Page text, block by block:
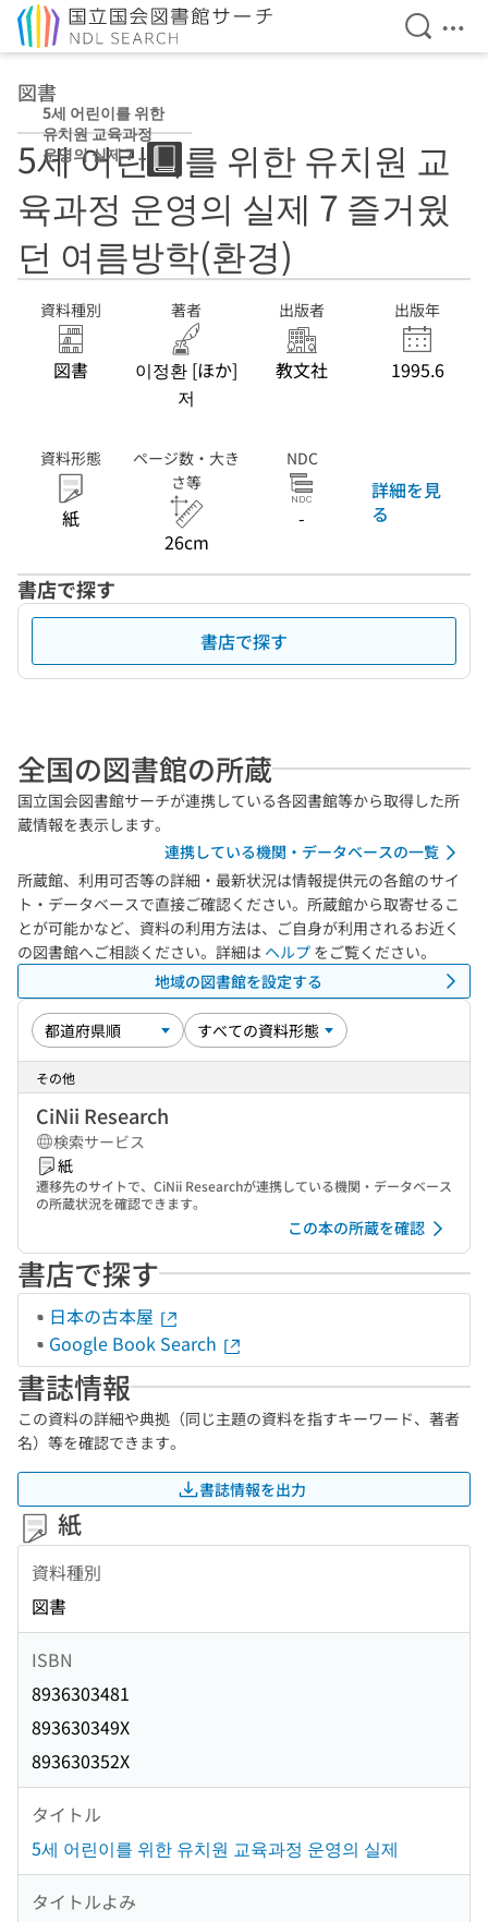
検索を
メ
図書
5세 어린이를 위한
유치원 교육과정
운영의 실제 7 즐
거웠던 여름방학
(환경) 8 지역사회
11 가을
5세 어린이를 위한 유치원 교
육과정 운영의 실제 7 즐거웠
던 여름방학(환경)
資料種別
図書
著者
이정환 [ほか]
저
出版者
教文社
出版年
1995.6
資料形態
紙
ページ数・大き
さ等
26cm
NDC
-
詳細を見
る
書店で探す
書店で探す
全国の図書館の所蔵
国立国会図書館サーチが連携している各図書館等から取得した所
蔵情報を表示します。
連携している機関・データベースの一覧
所蔵館、利用可否等の詳細・最新状況は情報提供元の各館のサイ
ト・データベースで直接ご確認ください。所蔵館から取寄せるこ
とが可能かなど、資料の利用方法は、ご自身が利用されるお近く
の図書館へご相談ください。詳細は ヘルプ をご覧ください。
地域の図書館を設定する
その他
CiNii Research
検索サービス
紙
遷移先のサイトで、CiNii Researchが連携している機関・データベース
の所蔵状況を確認できます。
この本の所蔵を確認
書店で探す
日本の古本屋
Google Book Search
書誌情報
この資料の詳細や典拠（同じ主題の資料を指すキーワード、著者
名）等を確認できます。
書誌情報を出力
紙
資料種別
図書
ISBN
8936303481
893630349X
893630352X
タイトル
5세 어린이를 위한 유치원 교육과정 운영의 실제
タイトルよみ